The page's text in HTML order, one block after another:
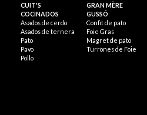
CUIT'S
COCINADOS
Asados de cerdo
Asados de ternera
Pato
Pavo
Pollo
GRAN MÈRE
GUSSÓ
Confit de pato
Foie Gras
Magret de pato
Turrones de Foie